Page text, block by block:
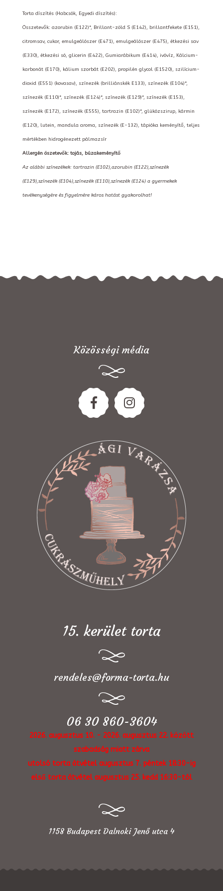
Torta díszítés (Habcsók, Egyedi díszítés):
Összetevők: azorubin (E122)*, Brillant-zöld S (E142), brillantfekete (E151),
citromsav, cukor, emulgeálószer (E471), emulgeálószer (E475), étkezési sav
(E330), étkezési só, glicerin (E422), Gumiarábikum (E414), ivóvíz, Kálcium-
karbonát (E170), kálium szorbát (E202), propilén glycol (E1520), szilícium-
dioxid (E551) (kovasav), színezék (brilliánskék E133), színezék (E104)*,
színezék (E110)*, színezék (E124)*, színezék (E129)*, színezék (E153),
színezék (E172), színezék (E555), tartrazin (E102)*, glükózszirup, kármin
(E120), lutein, mandula aroma, színezék (E-132), tápióka keményítő, teljes
mértékben hidrogénezett pálmazsír
Allergén öszetevők: tojás, búzakeményítő
Az alábbi színezékek: tartrazin (E102),azorubin (E122),színezék
(E129),színezék (E104),színezék (E110),színezék (E124) a gyermekek
tevékenységére és figyelmére káros hatást gyakorolhat!
Közösségi média
15. kerület torta
rendeles@forma-torta.hu
06 30 860-3604
2026. augusztus 10. - 2026. augusztus 22. között
szabadság miatt zárva
utolsó torta átvétel augusztus 7. péntek 18:30-ig
első torta átvétel augusztus 25. kedd 16:30-tól
1158 Budapest Dalnoki Jenő utca 4